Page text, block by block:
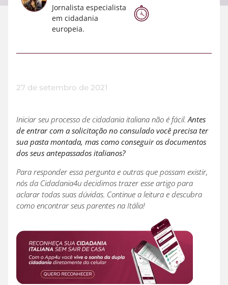
Jornalista especialista
em cidadania
europeia.
27 de setembro de 2021
Iniciar seu processo de cidadania italiana não é fácil.Antes
de entrar com a solicitação no consulado você precisa ter
sua pasta montada, mas como conseguir os documentos
dos seus antepassados italianos?
Para responder essa pergunta e outras que possam existir,
nós da Cidadania4u decidimos trazer esse artigo para
aclarar todas suas dúvidas. Continue a leitura e descubra
como encontrar seus parentes na Itália!